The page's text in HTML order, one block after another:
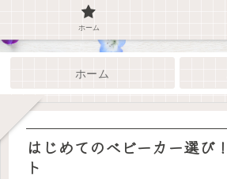
ホーム
はじめてのベビーカー選び
ト
ホーム